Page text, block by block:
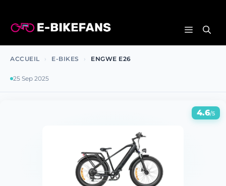
MENU
ACCUEIL › E-BIKES › ENGWE E26
25 Sep 2025
4.6/5